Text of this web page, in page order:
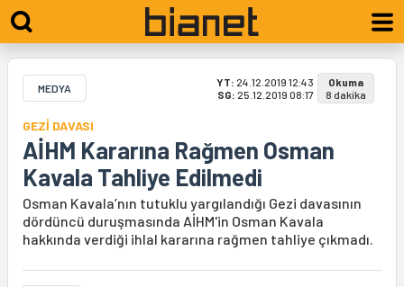
MEDYA YT: 24.12.2019 12:43
SG: 25.12.2019 08:17
Okuma
8 dakika
GEZİ DAVASI
AİHM Kararına Rağmen Osman
Kavala Tahliye Edilmedi
Osman Kavala’nın tutuklu yargılandığı Gezi davasının
dördüncü duruşmasında AİHM'in Osman Kavala
hakkında verdiği ihlal kararına rağmen tahliye çıkmadı.